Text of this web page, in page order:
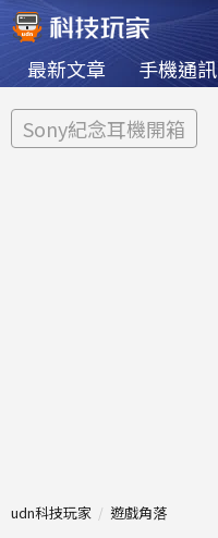
最新文章 手機通訊
Sony紀念耳機開箱
udn科技玩家 遊戲角落